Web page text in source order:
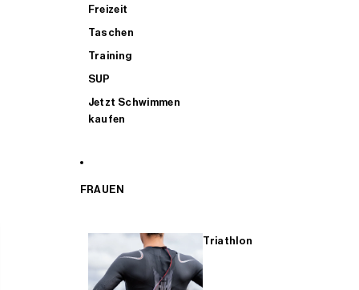
Freizeit
Taschen
Training
SUP
Jetzt Schwimmen
kaufen
FRAUEN
Triathlon